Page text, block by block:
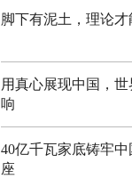
脚下有泥土，理论
用真心展现中国，世
响
40亿千瓦家底铸牢
座